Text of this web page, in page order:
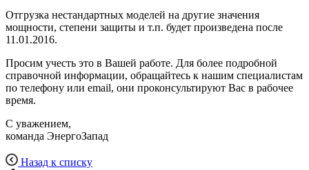
Отгрузка нестандартных моделей на другие значения
мощности, степени защиты и т.п. будет произведена после
11.01.2016.
Просим учесть это в Вашей работе. Для более подробной
справочной информации, обращайтесь к нашим специалистам
по телефону или email, они проконсультируют Вас в рабочее
время.
С уважением,
команда ЭнергоЗапад
Назад к списку